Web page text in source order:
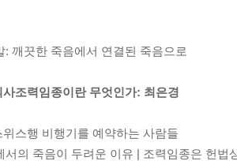
: 깨끗한 죽음에서 연결된 죽음으로
사조력임종이란 무엇인가: 최은경
위스행 비행기를 예약하는 사람들
서의 죽음이 두려운 이유 | 조력임종은 헌법